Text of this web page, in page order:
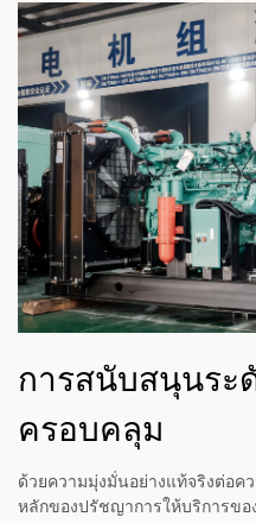
การสนับสนุนระ
ครอบคลุม
ด้วยความมุ่งมั่นอย่างแท้จริงต่อค
หลักของปรัชญาการให้บริการขอ